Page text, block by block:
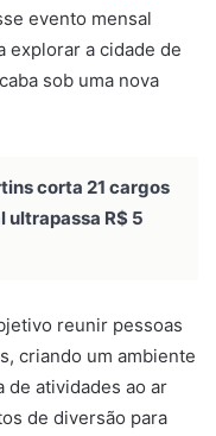
evento mensal
explorar a cidade de
sob uma nova
corta 21 cargos
ultrapassa R$ 5
reunir pessoas
criando um ambiente
de atividades ao ar
de diversão para